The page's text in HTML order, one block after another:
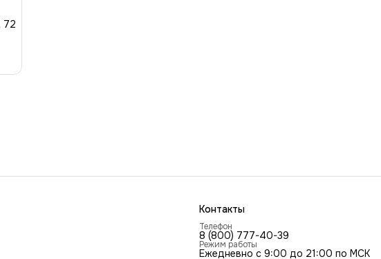
72
Контакты
Телефон
8 (800) 777-40-39
Режим работы
Ежедневно с 9:00 до 21:00 по МСК